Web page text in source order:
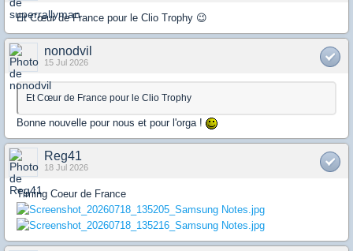
Et Cœur de France pour le Clio Trophy 😉
nonodvil
15 Jul 2026
Et Cœur de France pour le Clio Trophy
Bonne nouvelle pour nous et pour l'orga !
Reg41
18 Jul 2026
Timing Coeur de France